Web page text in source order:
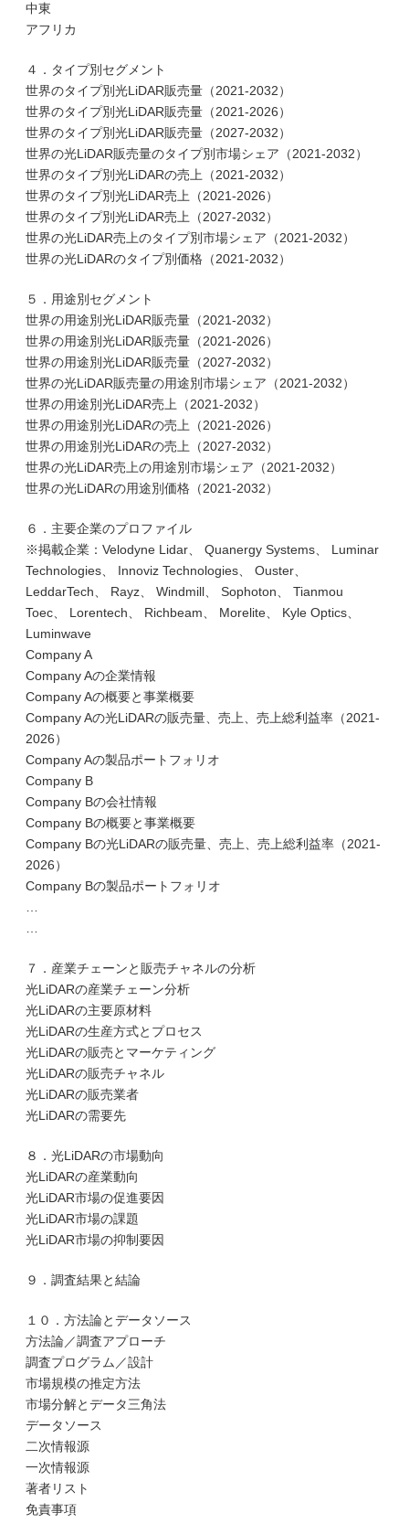
中東
アフリカ
４．タイプ別セグメント
世界のタイプ別光LiDAR販売量（2021-2032）
世界のタイプ別光LiDAR販売量（2021-2026）
世界のタイプ別光LiDAR販売量（2027-2032）
世界の光LiDAR販売量のタイプ別市場シェア（2021-2032）
世界のタイプ別光LiDARの売上（2021-2032）
世界のタイプ別光LiDAR売上（2021-2026）
世界のタイプ別光LiDAR売上（2027-2032）
世界の光LiDAR売上のタイプ別市場シェア（2021-2032）
世界の光LiDARのタイプ別価格（2021-2032）
５．用途別セグメント
世界の用途別光LiDAR販売量（2021-2032）
世界の用途別光LiDAR販売量（2021-2026）
世界の用途別光LiDAR販売量（2027-2032）
世界の光LiDAR販売量の用途別市場シェア（2021-2032）
世界の用途別光LiDAR売上（2021-2032）
世界の用途別光LiDARの売上（2021-2026）
世界の用途別光LiDARの売上（2027-2032）
世界の光LiDAR売上の用途別市場シェア（2021-2032）
世界の光LiDARの用途別価格（2021-2032）
６．主要企業のプロファイル
※掲載企業：Velodyne Lidar、 Quanergy Systems、 Luminar
Technologies、 Innoviz Technologies、 Ouster、
LeddarTech、 Rayz、 Windmill、 Sophoton、 Tianmou
Toec、 Lorentech、 Richbeam、 Morelite、 Kyle Optics、
Luminwave
Company A
Company Aの企業情報
Company Aの概要と事業概要
Company Aの光LiDARの販売量、売上、売上総利益率（2021-
2026）
Company Aの製品ポートフォリオ
Company B
Company Bの会社情報
Company Bの概要と事業概要
Company Bの光LiDARの販売量、売上、売上総利益率（2021-
2026）
Company Bの製品ポートフォリオ
７．産業チェーンと販売チャネルの分析
光LiDARの産業チェーン分析
光LiDARの主要原材料
光LiDARの生産方式とプロセス
光LiDARの販売とマーケティング
光LiDARの販売チャネル
光LiDARの販売業者
光LiDARの需要先
８．光LiDARの市場動向
光LiDARの産業動向
光LiDAR市場の促進要因
光LiDAR市場の課題
光LiDAR市場の抑制要因
９．調査結果と結論
１０．方法論とデータソース
方法論／調査アプローチ
調査プログラム／設計
市場規模の推定方法
市場分解とデータ三角法
データソース
二次情報源
一次情報源
著者リスト
免責事項